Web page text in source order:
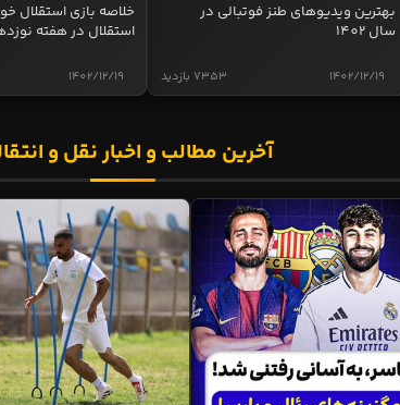
بهترین ویدیوهای طنز فوتبالی در
سال 1402
7353 بازدید 1402/12/19
استقلال در هفته
1402/12/19
آخرین مطالب و اخبار نقل و